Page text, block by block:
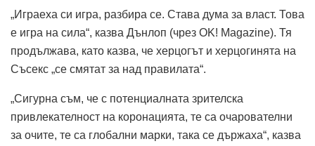
„Играеха си игра, разбира се. Става дума за власт. Това
е игра на сила“, казва Дънлоп (чрез OK! Magazine). Тя
продължава, като казва, че херцогът и херцогинята на
Съсекс „се смятат за над правилата“.
„Сигурна съм, че с потенциалната зрителска
привлекателност на коронацията, те са очарователни
за очите, те са глобални марки, така се държаха“, казва